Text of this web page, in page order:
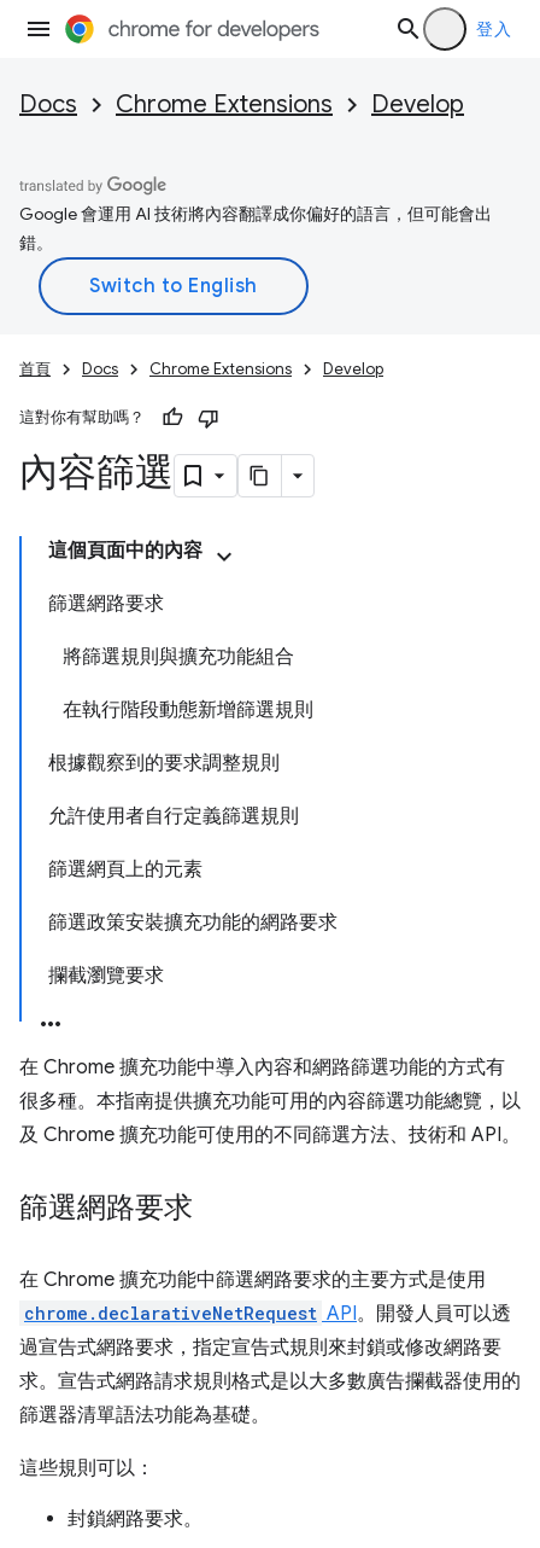
登入
Docs Chrome Extensions Develop
Google 會運用 AI 技術將內容翻譯成你偏好的語言，但可能會出
錯。
首頁 Docs Chrome Extensions Develop
這對你有幫助嗎？
內容篩選
這個頁面中的內容
篩選網路要求
將篩選規則與擴充功能組合
在執行階段動態新增篩選規則
根據觀察到的要求調整規則
允許使用者自行定義篩選規則
篩選網頁上的元素
篩選政策安裝擴充功能的網路要求
攔截瀏覽要求
在 Chrome 擴充功能中導入內容和網路篩選功能的方式有
很多種。本指南提供擴充功能可用的內容篩選功能總覽，以
及 Chrome 擴充功能可使用的不同篩選方法、技術和 API。
篩選網路要求
在 Chrome 擴充功能中篩選網路要求的主要方式是使用
chrome.declarativeNetRequest API。開發人員可以透
過宣告式網路要求，指定宣告式規則來封鎖或修改網路要
求。宣告式網路請求規則格式是以大多數廣告攔截器使用的
篩選器清單語法功能為基礎。
這些規則可以：
封鎖網路要求。